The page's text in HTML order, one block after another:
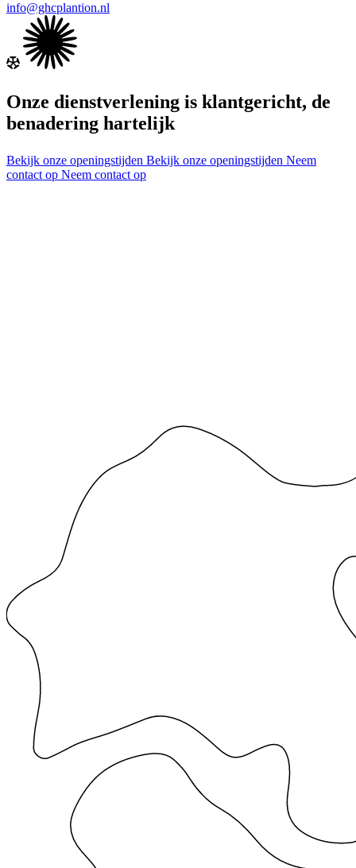
info@ghcplantion.nl
Onze dienstverlening is klantgericht, de
benadering hartelijk
Bekijk onze openingstijden Bekijk onze openingstijden Neem
contact op Neem contact op